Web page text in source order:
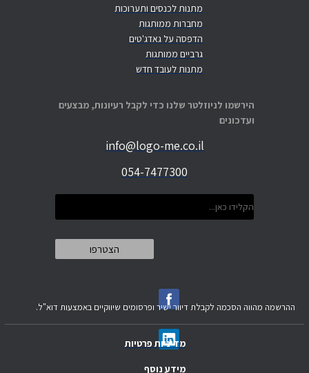
מתנות לכנסים ותערוכות
מחברות ממותגות
הדפסה על גאדג'טים
גרביים ממותגות
מתנות לעובד חדש
הירשמו לניוזלטר שלנו כדי לקבל רעיונות, מבצעים
ועדכונים
info@logo-me.co.il
054-7477300
מדיניות פרטיות
מידע נוסף
ההרשמה מהווה הסכמה לקבלת דיוור ישיר ופרסומים שיווקיים באמצעות דוא"ל.